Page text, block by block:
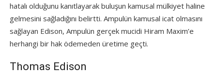
hatalı olduğunu kanıtlayarak buluşun kamusal mülkiyet haline
gelmesini sağladığını belirtti. Ampulün kamusal icat olmasını
sağlayan Edison, Ampulün gerçek mucidi Hiram Maxim’e
herhangi bir hak ödemeden üretime geçti.
Thomas Edison